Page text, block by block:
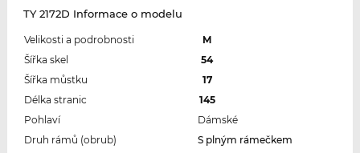
TY 2172D Informace o modelu
Velikosti a podrobnosti
M
Šířka skel
54
Šířka můstku
17
Délka stranic
145
Pohlaví
Dámské
Druh rámů (obrub)
S plným rámečkem